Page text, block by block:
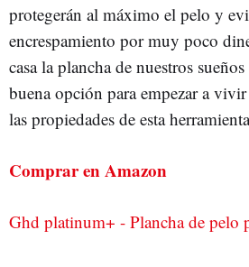
protegerán al máximo el pelo y
encrespamiento por muy poco
casa la plancha de nuestros
buena opción para empezar a
las propiedades de esta
Comprar en Amazon
Ghd platinum+ - Plancha de pelo